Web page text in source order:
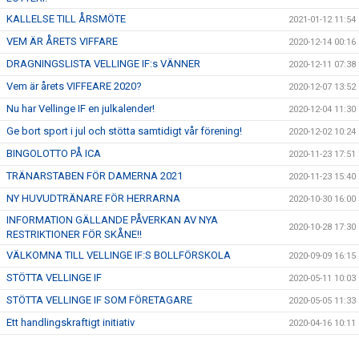
KALLELSE TILL ÅRSMÖTE 2021-01-12 11:54
VEM ÄR ÅRETS VIFFARE 2020-12-14 00:16
DRAGNINGSLISTA VELLINGE IF:s VÄNNER 2020-12-11 07:38
Vem är årets VIFFEARE 2020? 2020-12-07 13:52
Nu har Vellinge IF en julkalender! 2020-12-04 11:30
Ge bort sport i jul och stötta samtidigt vår förening! 2020-12-02 10:24
BINGOLOTTO PÅ ICA 2020-11-23 17:51
TRÄNARSTABEN FÖR DAMERNA 2021 2020-11-23 15:40
NY HUVUDTRÄNARE FÖR HERRARNA 2020-10-30 16:00
INFORMATION GÄLLANDE PÅVERKAN AV NYA
RESTRIKTIONER FÖR SKÅNE!!
2020-10-28 17:30
VÄLKOMNA TILL VELLINGE IF:S BOLLFÖRSKOLA 2020-09-09 16:15
STÖTTA VELLINGE IF 2020-05-11 10:03
STÖTTA VELLINGE IF SOM FÖRETAGARE 2020-05-05 11:33
Ett handlingskraftigt initiativ 2020-04-16 10:11